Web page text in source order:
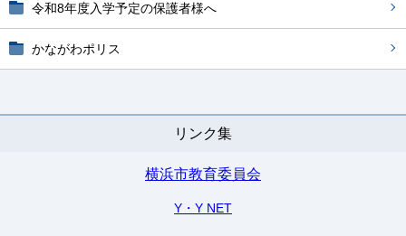
令和8年度入学予定の保護者様へ
かながわポリス
リンク集
横浜市教育委員会
Y・Y NET